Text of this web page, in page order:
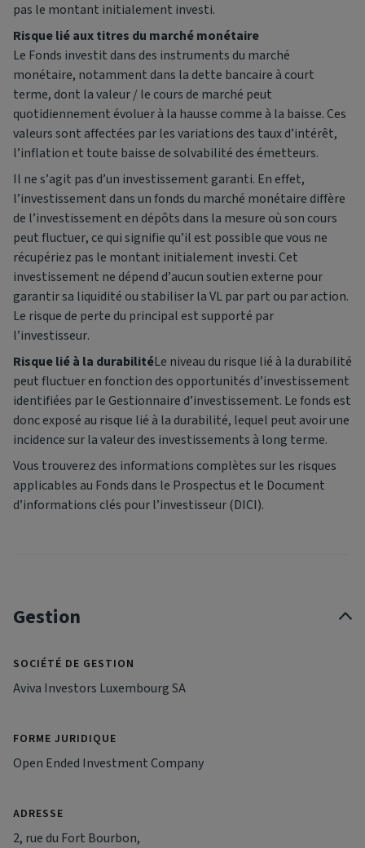
pas le montant initialement investi.
Risque lié aux titres du marché monétaire
Le Fonds investit dans des instruments du marché
monétaire, notamment dans la dette bancaire à court
terme, dont la valeur / le cours de marché peut
quotidiennement évoluer à la hausse comme à la baisse. Ces
valeurs sont affectées par les variations des taux d’intérêt,
l’inflation et toute baisse de solvabilité des émetteurs.
Il ne s’agit pas d’un investissement garanti. En effet,
l’investissement dans un fonds du marché monétaire diffère
de l’investissement en dépôts dans la mesure où son cours
peut fluctuer, ce qui signifie qu’il est possible que vous ne
récupériez pas le montant initialement investi. Cet
investissement ne dépend d’aucun soutien externe pour
garantir sa liquidité ou stabiliser la VL par part ou par action.
Le risque de perte du principal est supporté par
l’investisseur.
Risque lié à la durabilitéLe niveau du risque lié à la durabilité
peut fluctuer en fonction des opportunités d’investissement
identifiées par le Gestionnaire d’investissement. Le fonds est
donc exposé au risque lié à la durabilité, lequel peut avoir une
incidence sur la valeur des investissements à long terme.
Vous trouverez des informations complètes sur les risques
applicables au Fonds dans le Prospectus et le Document
d’informations clés pour l’investisseur (DICI).
Gestion
SOCIÉTÉ DE GESTION
Aviva Investors Luxembourg SA
FORME JURIDIQUE
Open Ended Investment Company
ADRESSE
2, rue du Fort Bourbon,